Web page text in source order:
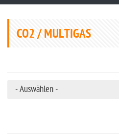
CO2 / MULTIGAS
- Auswählen -